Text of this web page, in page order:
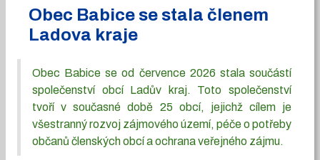
Obec Babice se stala členem
Ladova kraje
Obec Babice se od července 2026 stala součástí
společenství obcí Ladův kraj. Toto společenství
tvoří v současné době 25 obcí, jejichž cílem je
všestranný rozvoj zájmového území, péče o potřeby
občanů členských obcí a ochrana veřejného zájmu.